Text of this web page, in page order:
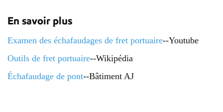
En savoir plus
Examen des échafaudages de fret portuaire--Youtube
Outils de fret portuaire--Wikipédia
Échafaudage de pont--Bâtiment AJ